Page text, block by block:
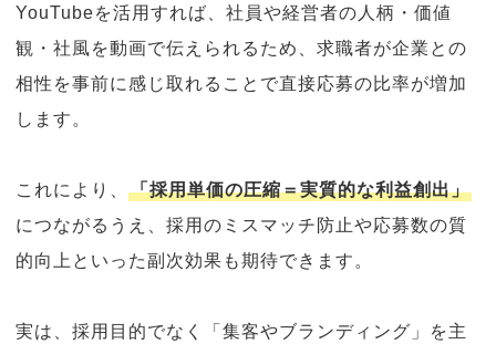
YouTubeを活用すれば、社員や経営者の人柄・価値
観・社風を動画で伝えられるため、求職者が企業との
相性を事前に感じ取れることで直接応募の比率が増加
します。
これにより、「採用単価の圧縮＝実質的な利益創出」
につながるうえ、採用のミスマッチ防止や応募数の質
的向上といった副次効果も期待できます。
実は、採用目的でなく「集客やブランディング」を主